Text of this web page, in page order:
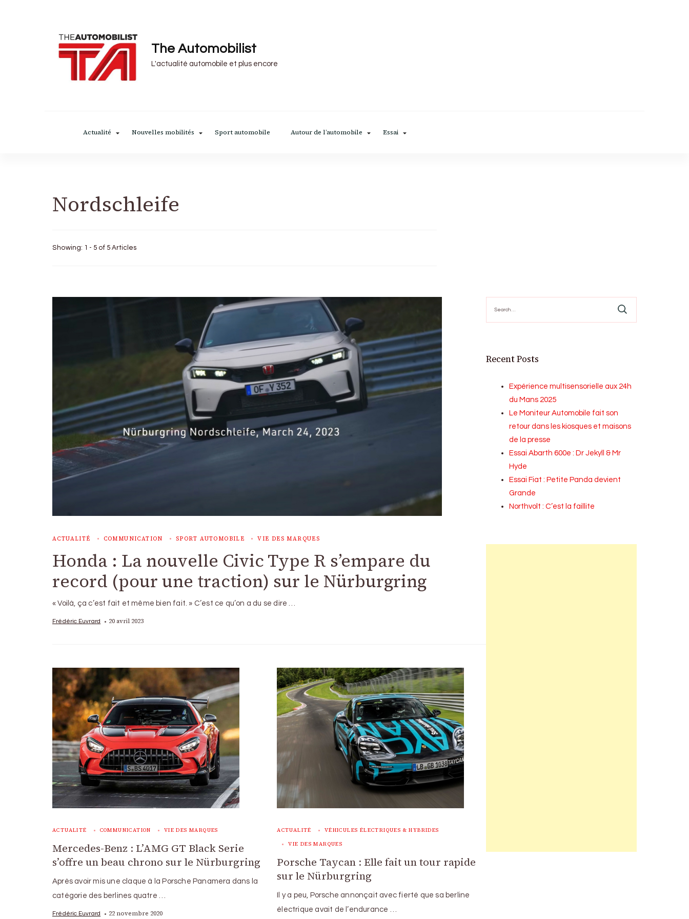
The Automobilist
L'actualité automobile et plus encore
Actualité Nouvelles mobilités Sport automobile Autour de l’automobile Essai
Nordschleife
Showing: 1 - 5 of 5 Articles
ACTUALITÉ COMMUNICATION SPORT AUTOMOBILE VIE DES MARQUES
Honda : La nouvelle Civic Type R s’empare du
record (pour une traction) sur le Nürburgring
« Voilà, ça c’est fait et même bien fait. » C’est ce qu’on a du se dire …
Frédéric Euvrard 20 avril 2023
ACTUALITÉ COMMUNICATION VIE DES MARQUES
Mercedes-Benz : L’AMG GT Black Serie
s’offre un beau chrono sur le Nürburgring
Après avoir mis une claque à la Porsche Panamera dans la
catégorie des berlines quatre …
Frédéric Euvrard 22 novembre 2020
ACTUALITÉ VÉHICULES ÉLECTRIQUES & HYBRIDES
VIE DES MARQUES
Porsche Taycan : Elle fait un tour rapide
sur le Nürburgring
Il y a peu, Porsche annonçait avec fierté que sa berline
électrique avait de l’endurance …
for:
Recent Posts
Expérience multisensorielle aux 24h
du Mans 2025
Le Moniteur Automobile fait son
retour dans les kiosques et maisons
de la presse
Essai Abarth 600e : Dr Jekyll & Mr
Hyde
Essai Fiat : Petite Panda devient
Grande
Northvolt : C’est la faillite